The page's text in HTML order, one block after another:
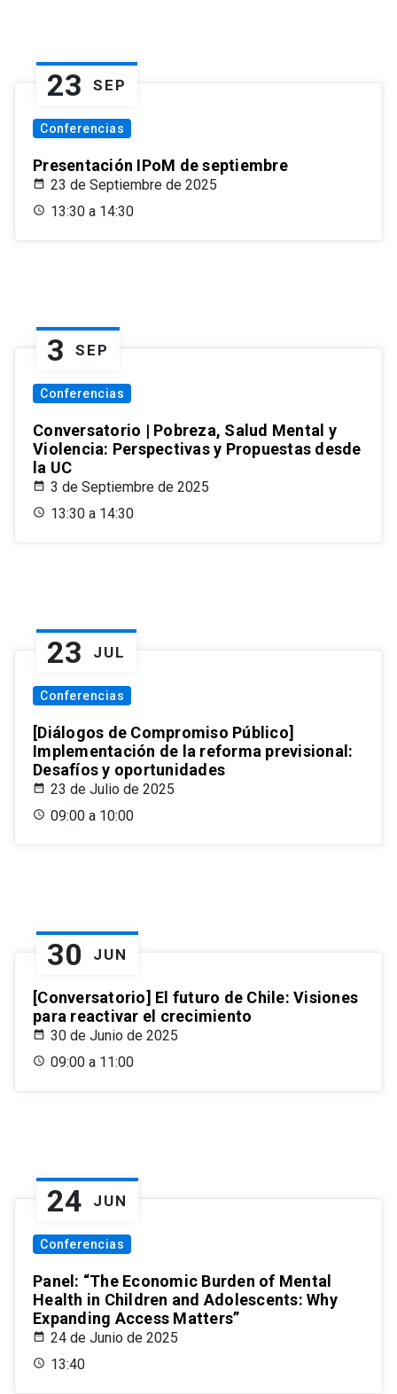
23 SEP
Conferencias
Presentación IPoM de septiembre
23 de Septiembre de 2025
13:30 a 14:30
3 SEP
Conferencias
Conversatorio | Pobreza, Salud Mental y
Violencia: Perspectivas y Propuestas desde
la UC
3 de Septiembre de 2025
13:30 a 14:30
23 JUL
Conferencias
[Diálogos de Compromiso Público]
Implementación de la reforma previsional:
Desafíos y oportunidades
23 de Julio de 2025
09:00 a 10:00
30 JUN
[Conversatorio] El futuro de Chile: Visiones
para reactivar el crecimiento
30 de Junio de 2025
09:00 a 11:00
24 JUN
Conferencias
Panel: “The Economic Burden of Mental
Health in Children and Adolescents: Why
Expanding Access Matters”
24 de Junio de 2025
13:40